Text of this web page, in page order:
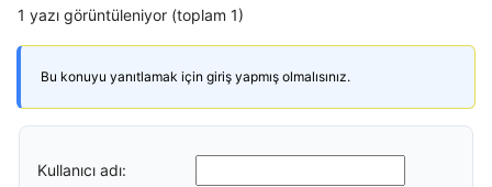
1 yazı görüntüleniyor (toplam 1)
Bu konuyu yanıtlamak için giriş yapmış olmalısınız.
Kullanıcı adı: